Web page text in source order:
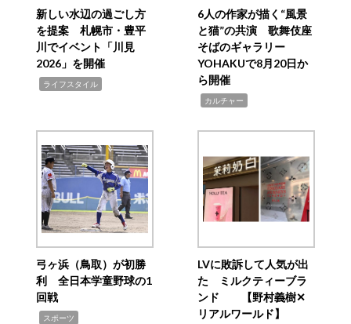
新しい水辺の過ごし方
を提案 札幌市・豊平
川でイベント「川見
2026」を開催
ライフスタイル
6人の作家が描く“風景
と猫”の共演 歌舞伎座
そばのギャラリー
YOHAKUで8月20日か
ら開催
カルチャー
弓ヶ浜（鳥取）が初勝
利 全日本学童野球の1
回戦
スポーツ
LVに敗訴して人気が出
た ミルクティーブラ
ンド 【野村義樹✕
リアルワールド】